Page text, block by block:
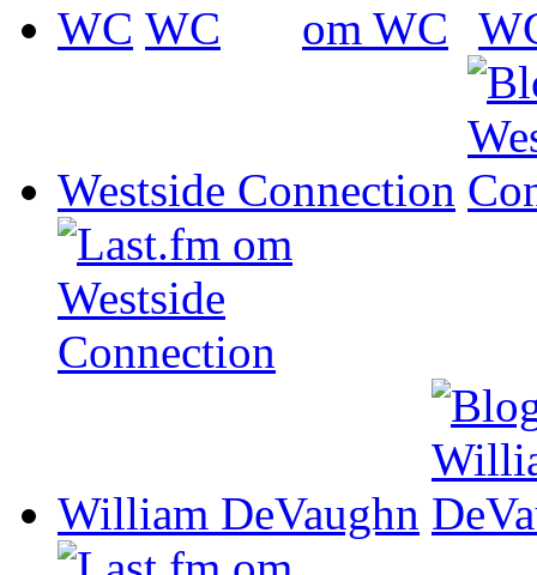
WC
Westside Connection
William DeVaughn